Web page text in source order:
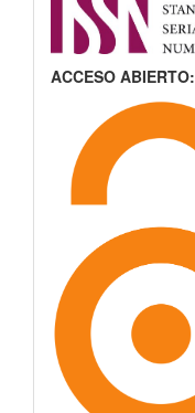
ACCESO ABIERTO: